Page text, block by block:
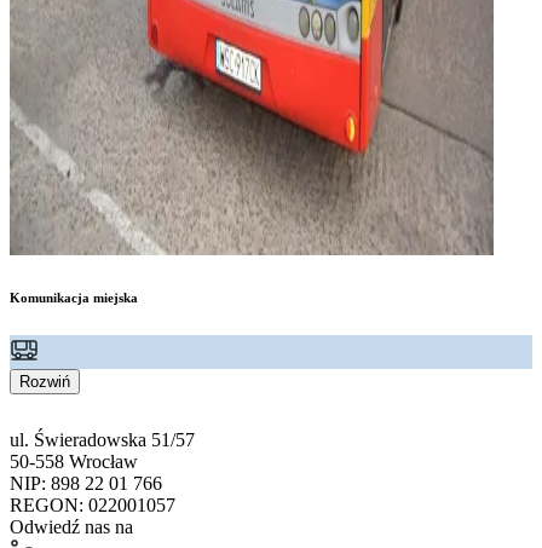
Komunikacja miejska
Rozwiń
ul. Świeradowska 51/57
50-558 Wrocław
NIP: 898 22 01 766
REGON: 022001057
Odwiedź nas na